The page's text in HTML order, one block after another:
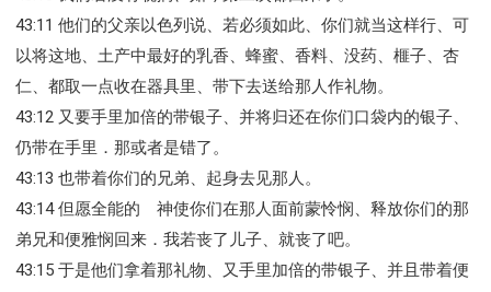
43:11 他们的父亲以色列说、若必须如此、你们就当这样行、可
以将这地、土产中最好的乳香、蜂蜜、香料、没药、榧子、杏
仁、都取一点收在器具里、带下去送给那人作礼物。
43:12 又要手里加倍的带银子、并将归还在你们口袋内的银子、
仍带在手里．那或者是错了。
43:13 也带着你们的兄弟、起身去见那人。
43:14 但愿全能的 神使你们在那人面前蒙怜悯、释放你们的那
弟兄和便雅悯回来．我若丧了儿子、就丧了吧。
43:15 于是他们拿着那礼物、又手里加倍的带银子、并且带着便